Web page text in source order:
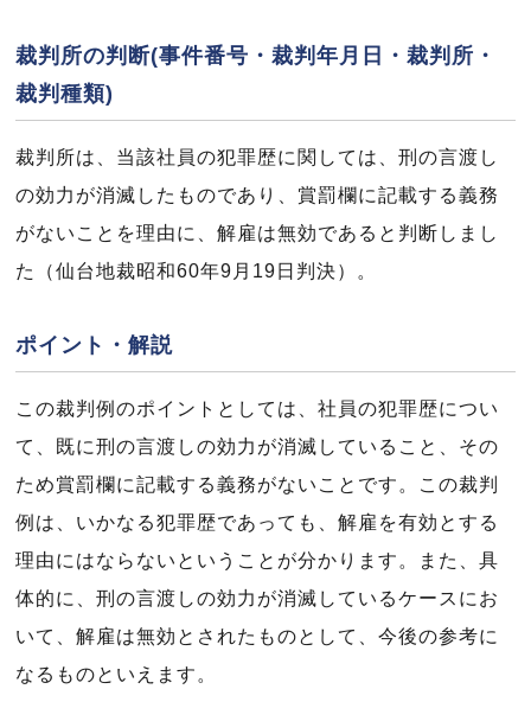
裁判所の判断(事件番号・裁判年月日・裁判所・
裁判種類)
裁判所は、当該社員の犯罪歴に関しては、刑の言渡し
の効力が消滅したものであり、賞罰欄に記載する義務
がないことを理由に、解雇は無効であると判断しまし
た（仙台地裁昭和60年9月19日判決）。
ポイント・解説
この裁判例のポイントとしては、社員の犯罪歴につい
て、既に刑の言渡しの効力が消滅していること、その
ため賞罰欄に記載する義務がないことです。この裁判
例は、いかなる犯罪歴であっても、解雇を有効とする
理由にはならないということが分かります。また、具
体的に、刑の言渡しの効力が消滅しているケースにお
いて、解雇は無効とされたものとして、今後の参考に
なるものといえます。